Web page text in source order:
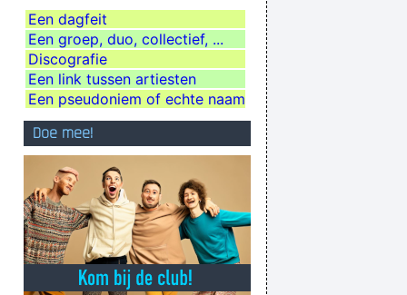
do you think you´ re doing?~ Madonna
In my life you don't have to.~ Elvis Presley
Along With With Your Self Esteem~ Kurt
Cobain
a more meaningful term: organization
of sound.~ John Cage
she says it´s love; when I say it´s
she says it´s tap dancing.~ Kristin Hersh
moeten vooral niet zeuren~ Kanye West
Een dagfeit
Een groep, duo, collectief, ...
Discografie
Een link tussen artiesten
Een pseudoniem of echte naam
Doe mee!